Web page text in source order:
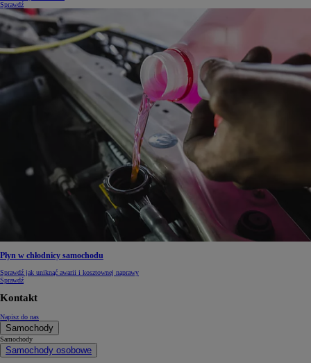
Sprawdź
Płyn w chłodnicy samochodu
Sprawdź jak uniknąć awarii i kosztownej naprawy
Sprawdź
Kontakt
Napisz do nas
Samochody
Samochody
Samochody osobowe